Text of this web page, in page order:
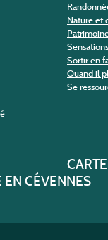
Nature et
Sortir en
Quand il
Se
CÉVENNES